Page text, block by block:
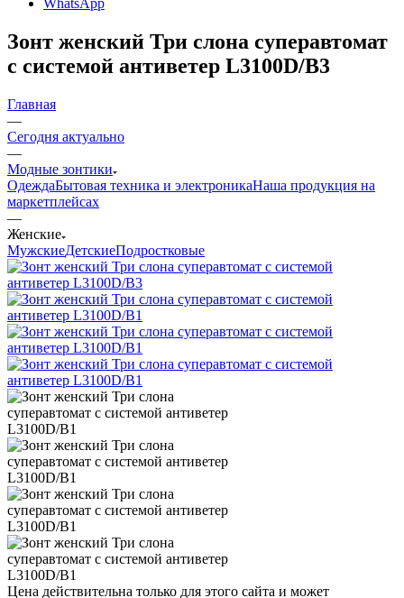
WhatsApp
Зонт женский Три слона суперавтомат
с системой антиветер L3100D/B3
Главная
—
Сегодня актуально
—
Модные зонтики
ОдеждаБытовая техника и электроникаНаша продукция на
маркетплейсах
—
Женские
МужскиеДетскиеПодростковые
Цена действительна только для этого сайта и может